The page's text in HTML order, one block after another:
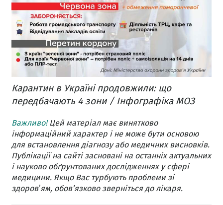
Карантин в Україні продовжили: що
передбачають 4 зони / Інфографіка МОЗ
Важливо!Цей матеріал має винятково
інформаційний характер і не може бути основою
для встановлення діагнозу або медичних висновків.
Публікації на сайті засновані на останніх актуальних
і науково обґрунтованих дослідженнях у сфері
медицини. Якщо Вас турбують проблеми зі
здоровʼям, обов’язково зверніться до лікаря.